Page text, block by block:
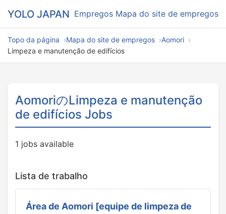
YOLO JAPAN Empregos Mapa do site de empregos
Topo da página Mapa do site de empregos
Aomori
Limpeza e manutenção de edifícios
AomoriのLimpeza e manutenção
de edifícios Jobs
1 jobs available
Lista de trabalho
Área de Aomori [equipe de limpeza de